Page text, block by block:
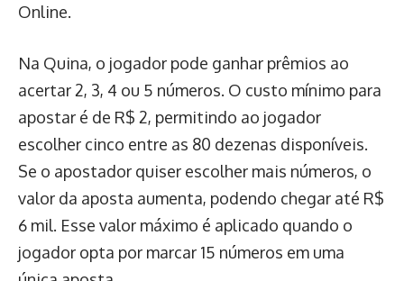
Online.
Na Quina, o jogador pode ganhar prêmios ao
acertar 2, 3, 4 ou 5 números. O custo mínimo para
apostar é de R$ 2, permitindo ao jogador
escolher cinco entre as 80 dezenas disponíveis.
Se o apostador quiser escolher mais números, o
valor da aposta aumenta, podendo chegar até R$
6 mil. Esse valor máximo é aplicado quando o
jogador opta por marcar 15 números em uma